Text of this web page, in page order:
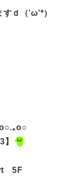
ｄ（’ω’*）
｡o○
5F